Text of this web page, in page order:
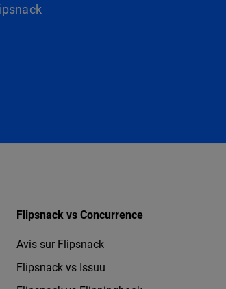
Flipsnack vs Concurrence
Avis sur Flipsnack
Flipsnack vs Issuu